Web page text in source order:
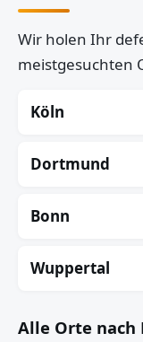
Wir holen Ihr
meistgesuchten
Köln
Dortmund
Bonn
Wuppertal
Alle Orte nach